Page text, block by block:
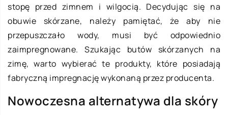
stopę przed zimnem i wilgocią. Decydując się na
obuwie skórzane, należy pamiętać, że aby nie
przepuszczało wody, musi być odpowiednio
zaimpregnowane. Szukając butów skórzanych na
zimę, warto wybierać te produkty, które posiadają
fabryczną impregnację wykonaną przez producenta.
Nowoczesna alternatywa dla skóry